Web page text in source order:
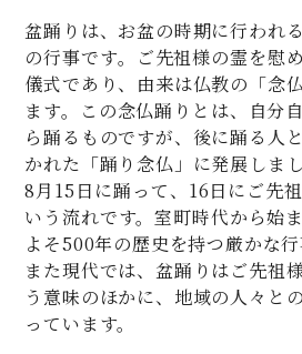
盆踊りは、お盆の時期に行われ
の行事です。ご先祖様の霊を慰
儀式であり、由来は仏教の「念
ます。この念仏踊りとは、自分
ら踊るものですが、後に踊る人
かれた「踊り念仏」に発展しまし
8月15日に踊って、16日にご先
いう流れです。室町時代から始
よそ500年の歴史を持つ厳かな行
また現代では、盆踊りはご先祖
う意味のほかに、地域の人々と
っています。